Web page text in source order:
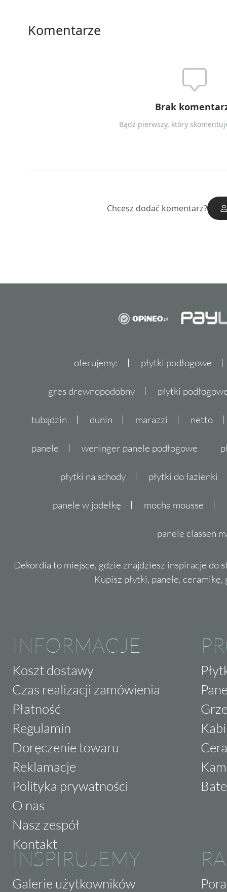
Komentarze
Brak
Bądź pierwszy, który
Chcesz dodać komentarz?
oferujemy: płytki podłogowe
gres drewnopodobny płytki
tubądzin dunin marazzi netto
panele weninger panele podłogowe
płytki na schody płytki do łazienki
panele w jodełkę mocha mousse
panele classen
Dekordia to miejsce, gdzie znajdziesz inspiracje do
Kupisz płytki, panele,
INFORMACJE
Koszt dostawy
Czas realizacji zamówienia
Płatność
Regulamin
Doręczenie towaru
Reklamacje
Polityka prywatności
O nas
Nasz zespół
Kontakt
INSPIRUJEMY
Galerie użytkowników